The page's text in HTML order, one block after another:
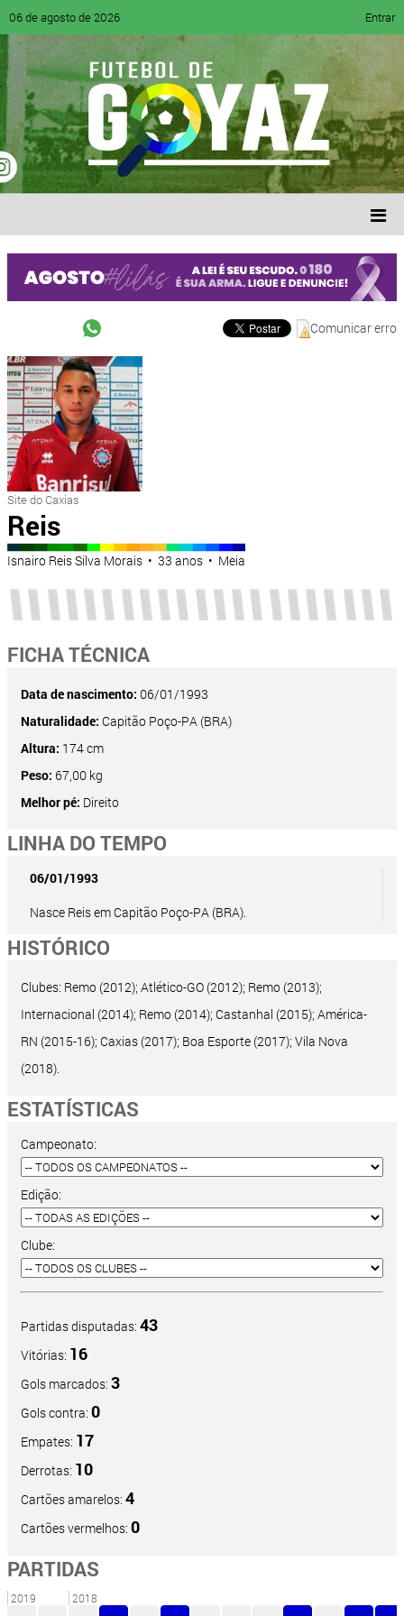
06 de agosto de 2026 Entrar
Comunicar erro
Site do Caxias
Reis
Isnairo Reis Silva Morais • 33 anos • Meia
FICHA TÉCNICA
Data de nascimento: 06/01/1993
Naturalidade: Capitão Poço-PA (BRA)
Altura: 174 cm
Peso: 67,00 kg
Melhor pé: Direito
LINHA DO TEMPO
06/01/1993
Nasce Reis em Capitão Poço-PA (BRA).
HISTÓRICO
Clubes: Remo (2012); Atlético-GO (2012); Remo (2013);
Internacional (2014); Remo (2014); Castanhal (2015); América-
RN (2015-16); Caxias (2017); Boa Esporte (2017); Vila Nova
(2018).
ESTATÍSTICAS
Campeonato:
Edição:
Clube:
Partidas disputadas: 43
Vitórias: 16
Gols marcados: 3
Gols contra: 0
Empates: 17
Derrotas: 10
Cartões amarelos: 4
Cartões vermelhos: 0
PARTIDAS
2019 2018